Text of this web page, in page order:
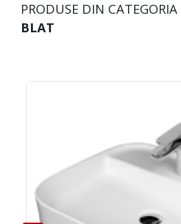
PRODUSE DIN CATEGORIA
BLAT